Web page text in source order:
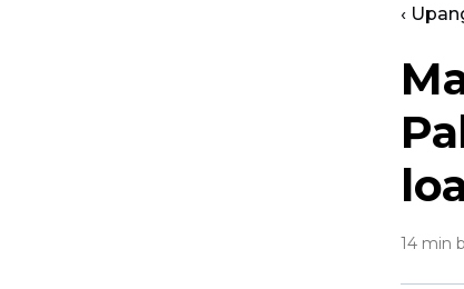
‹
14 min